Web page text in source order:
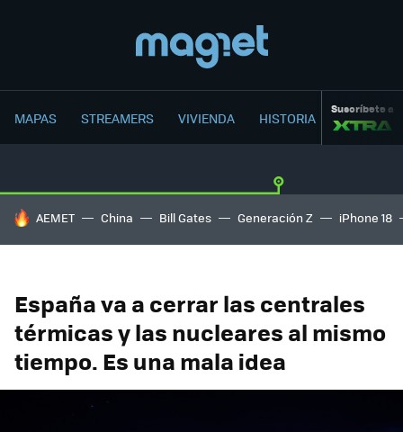
MAPAS STREAMERS VIVIENDA HISTORIA Suscríbete a
HOY SE HABLA DE
AEMET China Bill Gates Generación Z iPhone 18
España va a cerrar las centrales
térmicas y las nucleares al mismo
tiempo. Es una mala idea